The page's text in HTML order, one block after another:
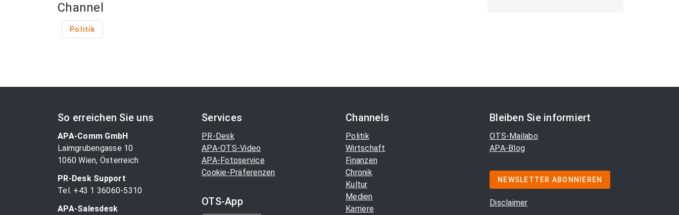
Channel
Politik
So erreichen Sie uns
APA-Comm GmbH
Laimgrubengasse 10
1060 Wien, Österreich
PR-Desk Support
Tel. +43 1 36060-5310
APA-Salesdesk
Services
PR-Desk
APA-OTS-Video
APA-Fotoservice
Cookie-Präferenzen
OTS-App
Channels
Politik
Wirtschaft
Finanzen
Chronik
Kultur
Medien
Karriere
Bleiben Sie informiert
OTS-Mailabo
APA-Blog
NEWSLETTER ABONNIEREN
Disclaimer